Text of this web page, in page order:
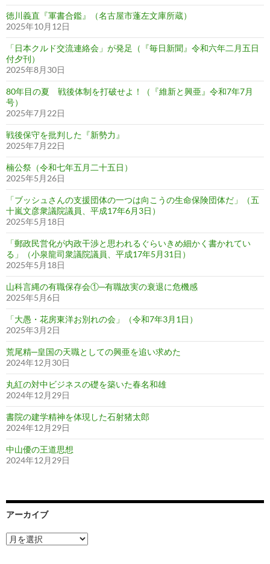
徳川義直『軍書合鑑』（名古屋市蓬左文庫所蔵）
2025年10月12日
「日本クルド交流連絡会」が発足（『毎日新聞』令和六年二月五日
付夕刊）
2025年8月30日
80年目の夏 戦後体制を打破せよ！（『維新と興亜』令和7年7月
号）
2025年7月22日
戦後保守を批判した『新勢力』
2025年7月22日
楠公祭（令和七年五月二十五日）
2025年5月26日
「ブッシュさんの支援団体の一つは向こうの生命保険団体だ」（五
十嵐文彦衆議院議員、平成17年6月3日）
2025年5月18日
「郵政民営化が内政干渉と思われるぐらいきめ細かく書かれてい
る」（小泉龍司衆議院議員、平成17年5月31日）
2025年5月18日
山科言縄の有職保存会①─有職故実の衰退に危機感
2025年5月6日
「大愚・花房東洋お別れの会」（令和7年3月1日）
2025年3月2日
荒尾精─皇国の天職としての興亜を追い求めた
2024年12月30日
丸紅の対中ビジネスの礎を築いた春名和雄
2024年12月29日
書院の建学精神を体現した石射猪太郎
2024年12月29日
中山優の王道思想
2024年12月29日
アーカイブ
ア
ー